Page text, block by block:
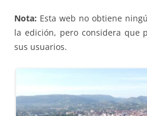
Nota: Esta web no obtiene
la edición, pero considera que
sus usuarios.